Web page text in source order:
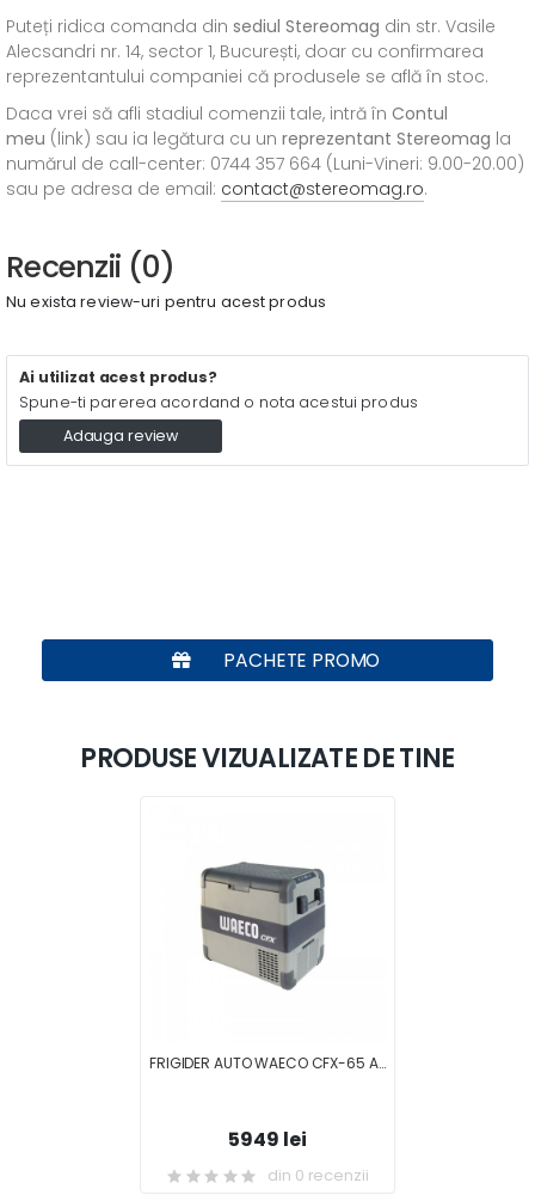
Puteți ridica comanda din sediul Stereomag din str. Vasile
Alecsandri nr. 14, sector 1, București, doar cu confirmarea
reprezentantului companiei că produsele se află în stoc.
Daca vrei să afli stadiul comenzii tale, intră în Contul
meu (link) sau ia legătura cu un reprezentant Stereomag la
numărul de call-center: 0744 357 664 (Luni-Vineri: 9.00-20.00)
sau pe adresa de email: contact@stereomag.ro.
Recenzii (0)
Nu exista review-uri pentru acest produs
Ai utilizat acest produs?
Spune-ti parerea acordand o nota acestui produs
Adauga review
PACHETE PROMO
PRODUSE VIZUALIZATE DE TINE
FRIGIDER AUTO WAECO CFX-65 AC/DC
5949 lei
din 0 recenzii